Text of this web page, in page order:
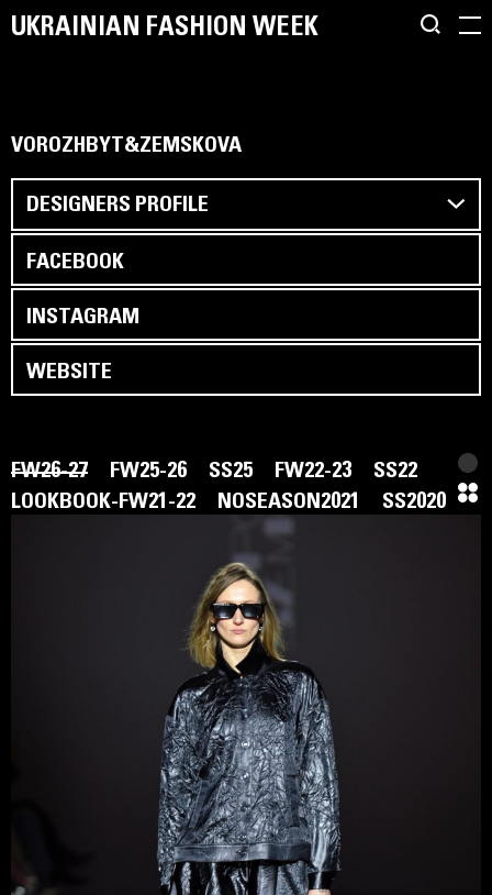
UKRAINIAN FASHION WEEK
VOROZHBYT&ZEMSKOVA
FW26-27 FW25-26 SS25 FW22-23
SS22
LOOKBOOK-FW21-22
NOSEASON2021 SS2020
DESIGNERS PROFILE
Бренд VOROZHBYT&ZEMSKOVA був заснований
Тетяною Земсковою та Оленою Ворожбит у 1997
Дизайн-дует протягом останніх двох десятиліть
підтверджує свій статус корифеїв української моди зі
стильним та інтелектуальним prêt-à-porter. Вони
FACEBOOK
INSTAGRAM
WEBSITE